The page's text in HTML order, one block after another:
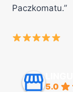
Paczkomatu.”
5.0